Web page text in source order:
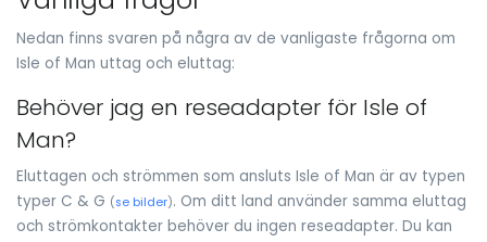
Nedan finns svaren på några av de vanligaste frågorna om
Isle of Man uttag och eluttag:
Behöver jag en reseadapter för Isle of
Man?
Eluttagen och strömmen som ansluts Isle of Man är av typen
typer C & G (se bilder). Om ditt land använder samma eluttag
och strömkontakter behöver du ingen reseadapter. Du kan